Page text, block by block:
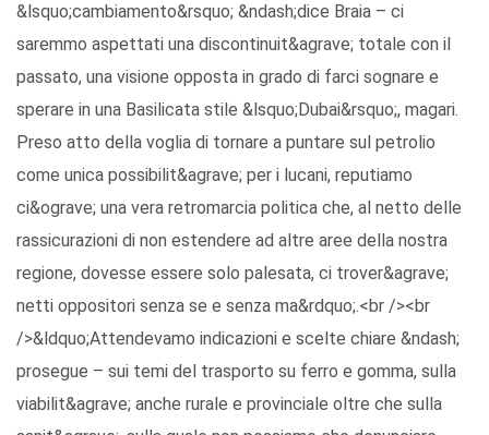
&lsquo;cambiamento&rsquo; &ndash;dice Braia – ci
saremmo aspettati una discontinuit&agrave; totale con il
passato, una visione opposta in grado di farci sognare e
sperare in una Basilicata stile &lsquo;Dubai&rsquo;, magari.
Preso atto della voglia di tornare a puntare sul petrolio
come unica possibilit&agrave; per i lucani, reputiamo
ci&ograve; una vera retromarcia politica che, al netto delle
rassicurazioni di non estendere ad altre aree della nostra
regione, dovesse essere solo palesata, ci trover&agrave;
netti oppositori senza se e senza ma&rdquo;.<br /><br
/>&ldquo;Attendevamo indicazioni e scelte chiare &ndash;
prosegue – sui temi del trasporto su ferro e gomma, sulla
viabilit&agrave; anche rurale e provinciale oltre che sulla